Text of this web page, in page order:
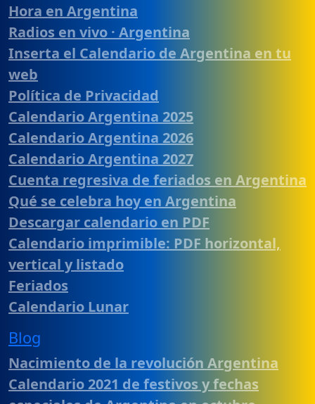
Hora en Argentina
Radios en vivo · Argentina
Inserta el Calendario de Argentina en tu
web
Política de Privacidad
Calendario Argentina 2025
Calendario Argentina 2026
Calendario Argentina 2027
Cuenta regresiva de feriados en Argentina
Qué se celebra hoy en Argentina
Descargar calendario en PDF
Calendario imprimible: PDF horizontal,
vertical y listado
Feriados
Calendario Lunar
Blog
Nacimiento de la revolución Argentina
Calendario 2021 de festivos y fechas